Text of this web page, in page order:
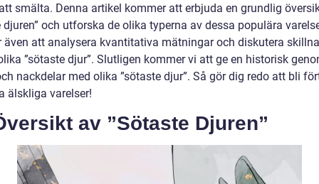
smälta. Denna artikel kommer att erbjuda en grundlig
djuren” och utforska de olika typerna av dessa populära
även att analysera kvantitativa mätningar och diskutera
”sötaste djur”. Slutligen kommer vi att ge en historisk
nackdelar med olika ”sötaste djur”. Så gör dig redo att bli
älskliga varelser!
av ”Sötaste Djuren”